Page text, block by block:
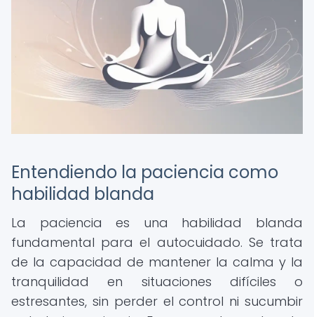
Entendiendo la paciencia como
habilidad blanda
La paciencia es una habilidad blanda
fundamental para el autocuidado. Se trata
de la capacidad de mantener la calma y la
tranquilidad en situaciones difíciles o
estresantes, sin perder el control ni sucumbir